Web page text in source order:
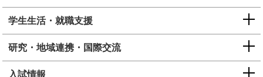
学生生活・就職支援
研究・地域連携・国際交流
入試情報